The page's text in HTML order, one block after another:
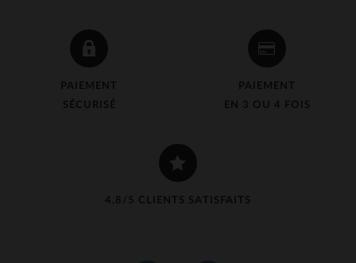
PAIEMENT
SÉCURISÉ
PAIEMENT
EN 3 OU 4 FOIS
4,8/5 CLIENTS SATISFAITS